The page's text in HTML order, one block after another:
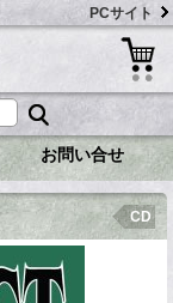
PCサイト
お問い合せ
CD